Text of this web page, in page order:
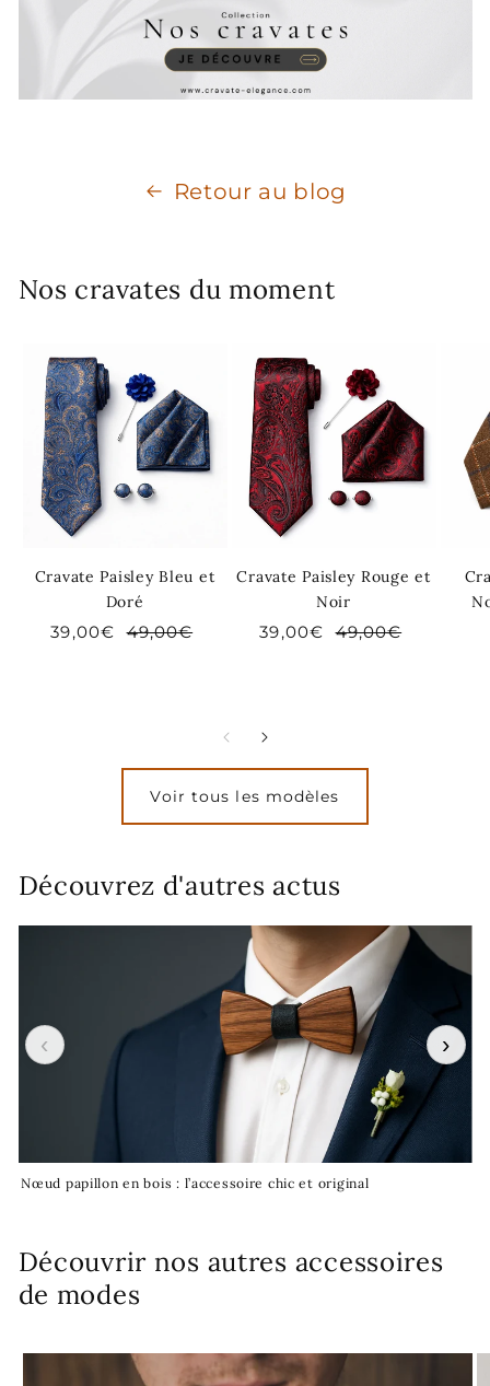
Retour au blog
Nos cravates du moment
Cravate Paisley Bleu et
Doré
Prix
39,00€
Prix
49,00€
Cravate Paisley Rouge et
Noir
Prix
39,00€
Prix
49,00€
Voir tous les modèles
Découvrez d'autres actus
‹ ›
Nœud papillon en bois : l’accessoire chic et original
Découvrir nos autres accessoires
de modes